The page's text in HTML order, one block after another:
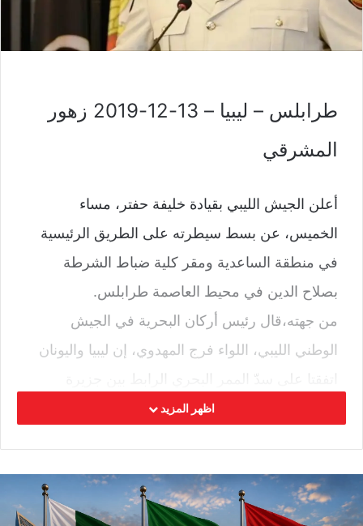
طرابلس – ليبيا – 13-12-2019 زهور
المشرقي
أعلن الجيش الليبي بقيادة خليفة حفتر، مساء
الخميس، عن بسط سيطرته على الطريق الرئيسية
في منطقة الساعدية ومقر كلية ضباط الشرطة
بصلاح الدين في محيط العاصمة طرابلس.
من جهته،قال رئيس أركان البحرية في الجيش
الوطني الليبي، اللواء فرج المهدوي، إن ليبيا واليونان
اتفقتا على سدّ الممر البحري الرابط بين جزيرة
كريت، اليونانية والحدود البحرية الشرقية لليبيا، أمام
ووسط توتر مع تركيا التي أعلنت رسميا أنها ستنطلق
اظهر المزيد